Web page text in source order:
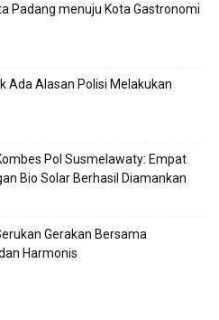
Padang menuju Kota Gastronomi
Ada Alasan Polisi Melakukan
Pol Susmelawaty: Empat
Bio Solar Berhasil Diamankan
Gerakan Bersama
Harmonis